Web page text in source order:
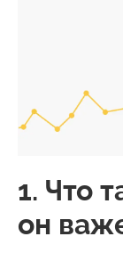
1. Что
он